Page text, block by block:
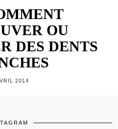
OU
DES DENTS
2014